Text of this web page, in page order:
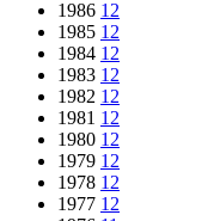
1986 12
1985 12
1984 12
1983 12
1982 12
1981 12
1980 12
1979 12
1978 12
1977 12